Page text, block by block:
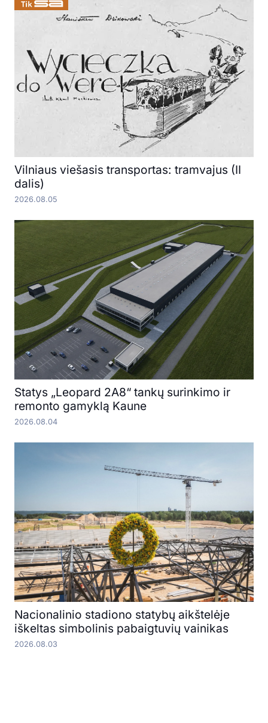
Vilniaus viešasis transportas: tramvajus (II
dalis)
2026.08.05
Statys „Leopard 2A8“ tankų surinkimo ir
remonto gamyklą Kaune
2026.08.04
Nacionalinio stadiono statybų aikštelėje
iškeltas simbolinis pabaigtuvių vainikas
2026.08.03